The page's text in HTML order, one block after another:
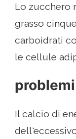
Lo zucchero
grasso
carboidrati
le cellule
Il calcio di